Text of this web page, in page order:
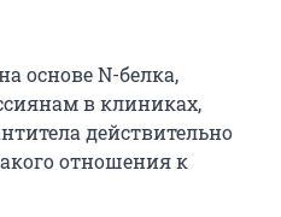
основе N-белка,
в клиниках,
действительно
отношения к